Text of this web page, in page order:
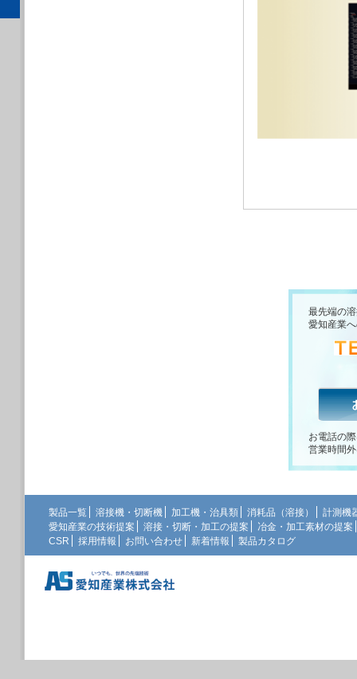
最先端の
愛知産業
お電話の
営業時間
製品一覧 溶接機・切断機 加工機・治具類 消耗品（溶接）
計測機
愛知産業の技術提案
溶接・切断・加工の提案
冶金・加工素材の提案
CSR
採用情報 お問い合わせ 新着情報 製品カタログ